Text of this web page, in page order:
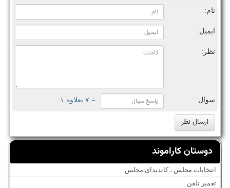
نام:
ایمیل:
نظر:
سوال: = ۷ بعلاوه ۱
دوستان کاراموند
انتخابات مجلس ، کاندیدای مجلس
تعمیر تلفن